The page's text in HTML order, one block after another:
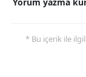
* Bu içerik ile